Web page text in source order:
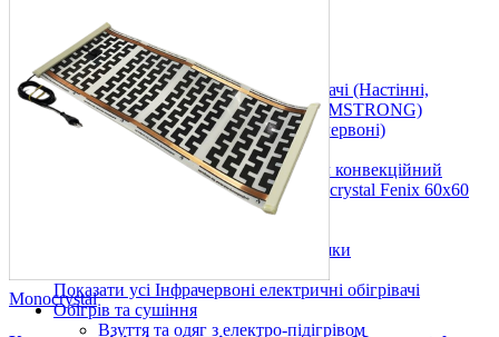
Настінні
Вуличні
Металокерамічні обігрівачі (Настінні,
Стельові, Підлогові, ARMSTRONG)
Керамічні панелі (інфрачервоні)
Тепловентилятори
Інфрачервоний обігрівач конвекційний
металокерамічний Monocrystal Fenix 60x60
Електричні рушникосушки
Показати усі Інфрачервоні електричні обігрівачі
Обігрів та сушіння
Взуття та одяг з електро-підігрівом
Monocrystal